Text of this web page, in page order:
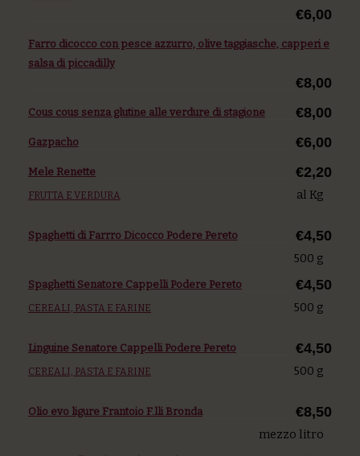
€6,00
Farro dicocco con pesce azzurro, olive taggiasche, capperi e
salsa di piccadilly
€8,00
Cous cous senza glutine alle verdure di stagione €8,00
Gazpacho €6,00
Mele Renette €2,20
al Kg
FRUTTA E VERDURA
Spaghetti di Farrro Dicocco Podere Pereto €4,50
500 g
Spaghetti Senatore Cappelli Podere Pereto €4,50
500 g
CEREALI, PASTA E FARINE
Linguine Senatore Cappelli Podere Pereto €4,50
500 g
CEREALI, PASTA E FARINE
Olio evo ligure Frantoio F.lli Bronda €8,50
mezzo litro